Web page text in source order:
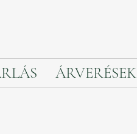
ÁRVERÉSEK